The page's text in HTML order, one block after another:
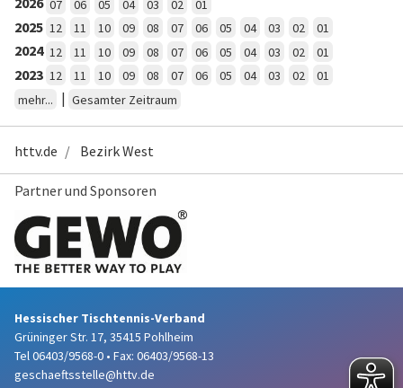
07 06 05 04 03 02 01
2025 12 11 10 09 08 07 06 05 04 03 02 01
2024 12 11 10 09 08 07 06 05 04 03 02 01
2023 12 11 10 09 08 07 06 05 04 03 02
01
mehr...
| Gesamter Zeitraum
httv.de Bezirk West
Partner und Sponsoren
Hessischer Tischtennis-Verband
Grüninger Str. 17, 35415 Pohlheim
Tel 06403/9568-0 • Fax: 06403/9568-13
geschaeftsstelle@httv.de